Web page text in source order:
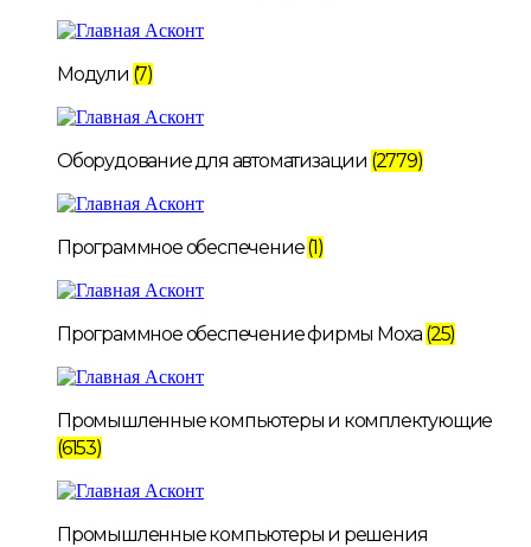
Модули (7)
Оборудование для автоматизации (2779)
Программное обеспечение(1)
Программное обеспечение фирмы Moxa (25)
Промышленные компьютеры и комплектующие
(6153)
Промышленные компьютеры и решения